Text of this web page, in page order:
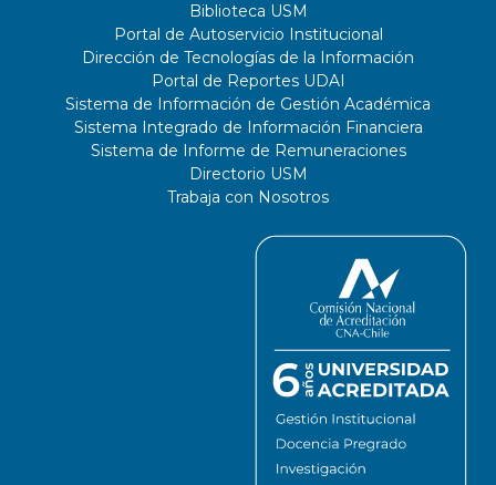
Biblioteca USM
Portal de Autoservicio Institucional
Dirección de Tecnologías de la Información
Portal de Reportes UDAI
Sistema de Información de Gestión Académica
Sistema Integrado de Información Financiera
Sistema de Informe de Remuneraciones
Directorio USM
Trabaja con Nosotros